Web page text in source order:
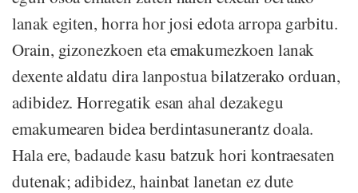
lanak egiten, horra hor josi edota arropa garbitu.
Orain, gizonezkoen eta emakumezkoen lanak
dexente aldatu dira lanpostua bilatzerako orduan,
adibidez. Horregatik esan ahal dezakegu
emakumearen bidea berdintasunerantz doala.
Hala ere, badaude kasu batzuk hori kontraesaten
dutenak; adibidez, hainbat lanetan ez dute